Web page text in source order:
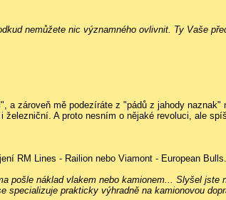
nemůžete nic významného ovlivnit. Ty Vaše
zároveň mě podezíráte z "pádů z jahody naznak"
A proto nesním o nějaké revoluci, ale
RM Lines - Railion nebo Viamont - European Bulls.
pošle náklad vlakem nebo kamionem... Slyšel jste
prakticky výhradně na kamionovou